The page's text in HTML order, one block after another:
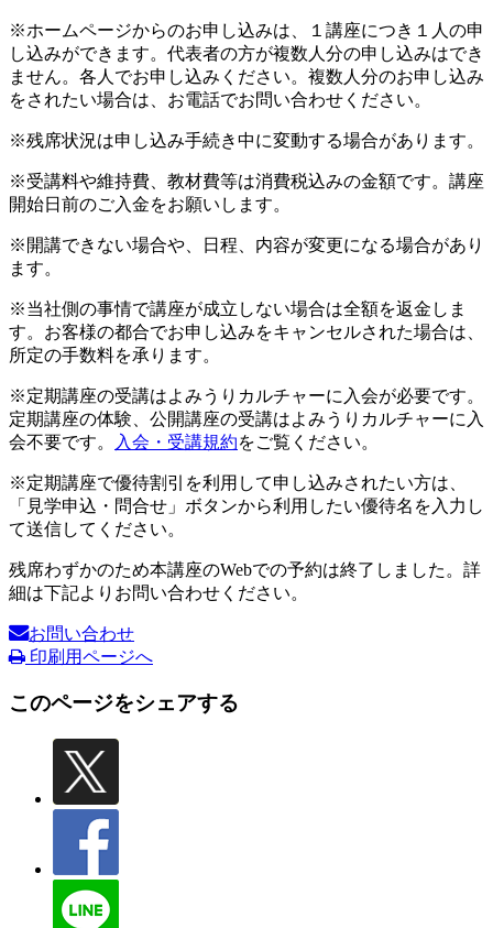
※ホームページからのお申し込みは、１講座につき１人の申
し込みができます。代表者の方が複数人分の申し込みはでき
ません。各人でお申し込みください。複数人分のお申し込み
をされたい場合は、お電話でお問い合わせください。
※残席状況は申し込み手続き中に変動する場合があります。
※受講料や維持費、教材費等は消費税込みの金額です。講座
開始日前のご入金をお願いします。
※開講できない場合や、日程、内容が変更になる場合があり
ます。
※当社側の事情で講座が成立しない場合は全額を返金しま
す。お客様の都合でお申し込みをキャンセルされた場合は、
所定の手数料を承ります。
※定期講座の受講はよみうりカルチャーに入会が必要です。
定期講座の体験、公開講座の受講はよみうりカルチャーに入
会不要です。
入会・受講規約をご覧ください。
※定期講座で優待割引を利用して申し込みされたい方は、
「見学申込・問合せ」ボタンから利用したい優待名を入力し
て送信してください。
残席わずかのため本講座のWebでの予約は終了しました。詳
細は下記よりお問い合わせください。
お問い合わせ
印刷用ページへ
このページをシェアする